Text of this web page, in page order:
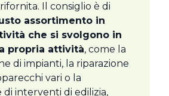
Il consiglio è di
assortimento in
che si svolgono in
propria attività, come la
di impianti, la riparazione
vari o la
di interventi di edilizia,